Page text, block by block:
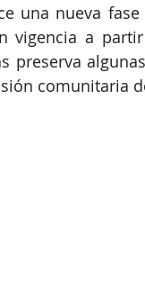
una nueva
vigencia a
preserva
comunitaria